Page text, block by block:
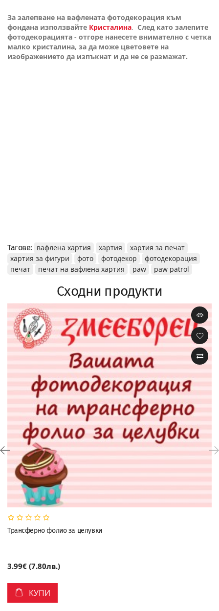
За залепване на вафлената фотодекорация към
фондана използвайте Кристалина. След като залепите
фотодекорацията - отгоре нанесете внимателно с четка
малко кристалина, за да може цветовете на
изображението да изпъкнат и да не се размажат.
Тагове: вафлена хартия хартия
хартия за печат
хартия за фигури
фото фотодекор
фотодекорация
печат
печат на вафлена хартия paw paw patrol
Сходни продукти
Трансферно фолио за целувки
3.99€ (7.80лв.)
КУПИ